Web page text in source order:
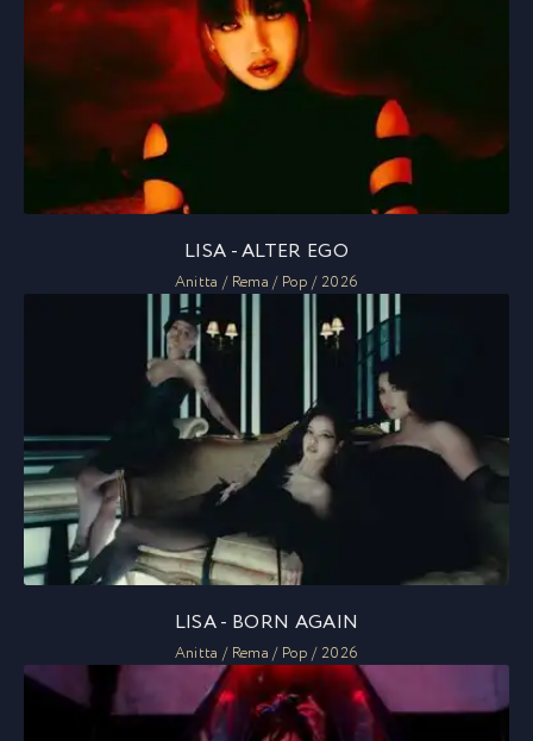
LISA - ALTER EGO
Anitta / Rema / Pop / 2026
LISA - BORN AGAIN
Anitta / Rema / Pop / 2026